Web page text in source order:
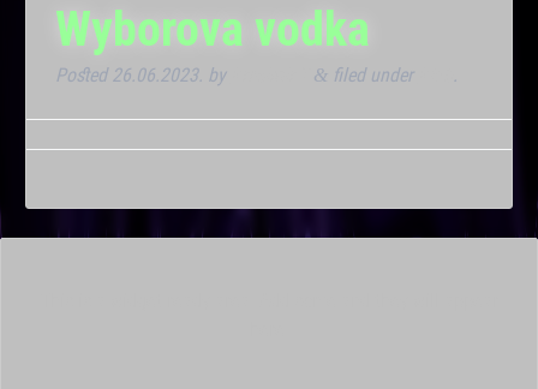
Wyborova vodka
Posted 26.06.2023. by & filed under .